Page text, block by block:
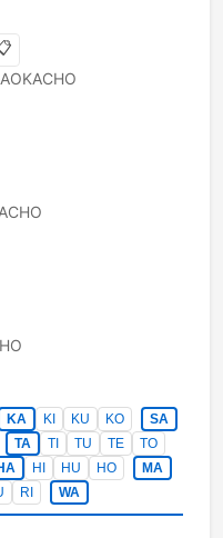
KA KI KU KO
SA
TA TI TU TE
TO
HI HU HO
MA
RI WA